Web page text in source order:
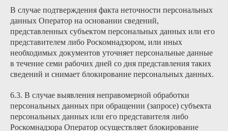
В случае подтверждения факта неточности персональных
данных Оператор на основании сведений,
представленных субъектом персональных данных или его
представителем либо Роскомнадзором, или иных
необходимых документов уточняет персональные данные
в течение семи рабочих дней со дня представления таких
сведений и снимает блокирование персональных данных.
6.3. В случае выявления неправомерной обработки
персональных данных при обращении (запросе) субъекта
персональных данных или его представителя либо
Роскомнадзора Оператор осуществляет блокирование